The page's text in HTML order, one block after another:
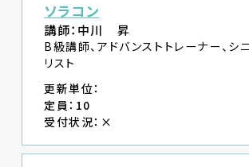
ソラコン
講師：中川 昇
B級講師、アドバンストトレーナー、シ
リスト
更新単位：
定員：10
受付状況：×